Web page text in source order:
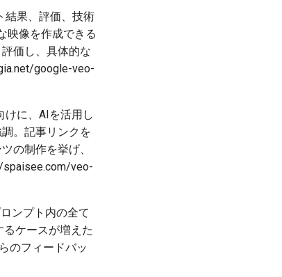
結果、評価、技術
映像を作成できる
価し、具体的な
google-veo-
けに、AIを活用し
。記事リンクを
の制作を挙げ、
spaisee.com/veo-
ンプト内の全て
ケースが増えた
のフィードバッ